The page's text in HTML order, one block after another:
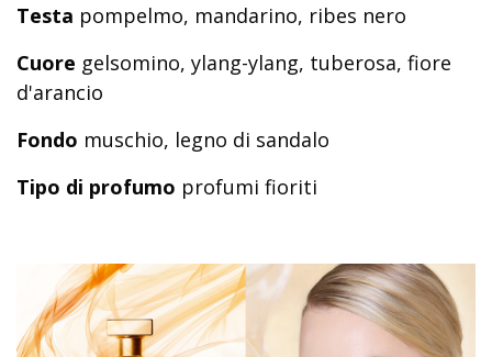
Testa pompelmo, mandarino, ribes nero
Cuore gelsomino, ylang-ylang, tuberosa, fiore
d'arancio
Fondo muschio, legno di sandalo
Tipo di profumo profumi fioriti